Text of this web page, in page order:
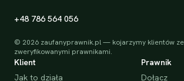
+48 786 564 056
© 2026 zaufanyprawnik.pl — kojarzymy klientów ze
zweryfikowanymi prawnikami.
Klient
Jak to działa
Prawnik
Dołącz